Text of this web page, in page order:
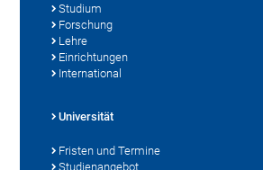
Studium
Forschung
Lehre
Einrichtungen
International
Universität
Fristen und Termine
Studienangebot